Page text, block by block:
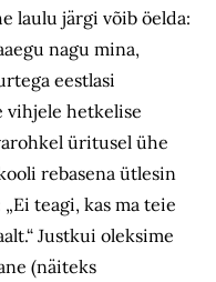
laulu järgi võib öelda:
nagu mina,
eestlasi
vihjele hetkelise
üritusel ühe
rebasena ütlesin
teagi, kas ma teie
Justkui oleksime
(näiteks